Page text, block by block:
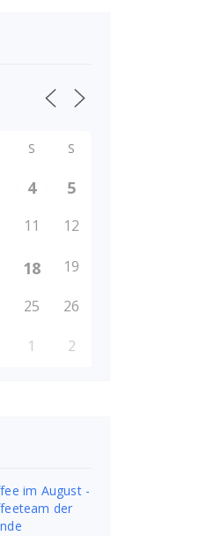
S S
4
5
11 12
18 19
25 26
1 2
im August -
der